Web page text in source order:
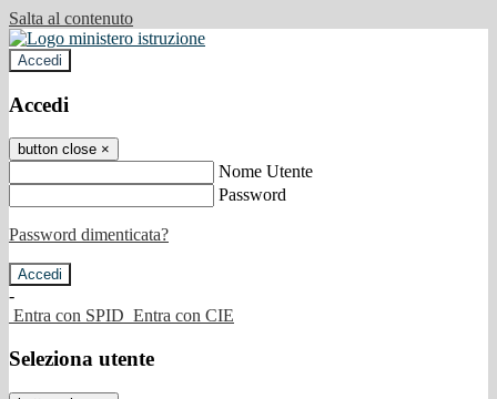
Salta al contenuto
Accedi
Accedi
button close ×
Nome Utente
Password
Password dimenticata?
-
Entra con SPID Entra con CIE
Seleziona utente